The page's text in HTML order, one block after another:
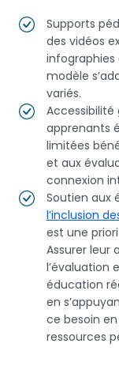
Supports
des vidéos
infographies
modèle
variés.
Accessibilité
apprenants
limitées
et aux
connexion
Soutien aux
l’inclusion
est une
Assurer leur
l’évaluation
éducation
en
ce besoin
ressources